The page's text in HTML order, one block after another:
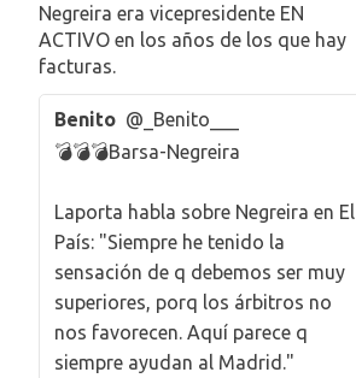
Negreira era vicepresidente EN
ACTIVO en los años de los que hay
facturas.
Benito @_Benito___
💣💣💣Barsa-Negreira
Laporta habla sobre Negreira en El
País: "Siempre he tenido la
sensación de q debemos ser muy
superiores, porq los árbitros no
nos favorecen. Aquí parece q
siempre ayudan al Madrid."